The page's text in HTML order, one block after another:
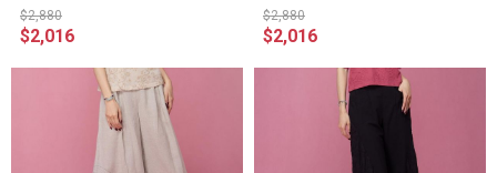
$2,880
$2,016
$2,880
$2,016